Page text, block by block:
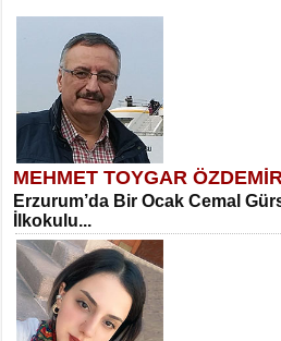
MEHMET TOYGAR ÖZDEMİR
Erzurum’da Bir Ocak Cemal
İlkokulu...